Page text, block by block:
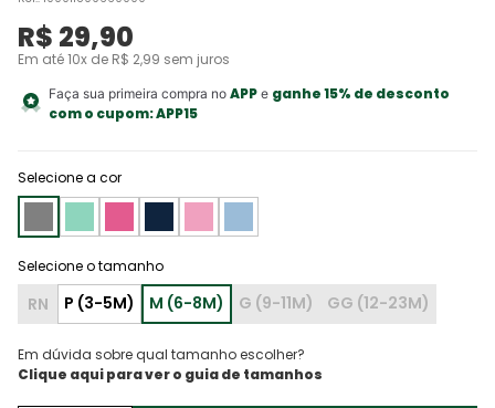
R$ 29,90
Em até10x de R$ 2,99 sem juros
Faça sua primeira compra no APPe ganhe 15% de desconto
com o cupom:APP15
Selecione a cor
RN
Em dúvida sobre qual tamanho escolher?